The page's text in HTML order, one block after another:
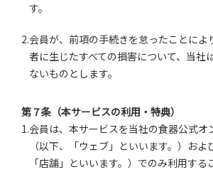
す。
2.会員が、前項の手続きを怠ったことによ
者に生じたすべての損害について、当社
ないものとします。
第７条（本サービスの利用・特典）
1.会員は、本サービスを当社の食器公式オ
（以下、「ウェブ」といいます。）およ
「店舗」といいます。）でのみ利用す